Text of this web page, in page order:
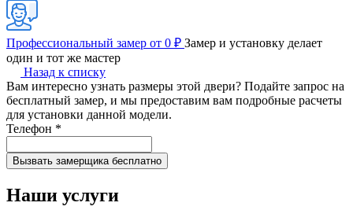
Профессиональный замер от 0 ₽ Замер и установку делает
один и тот же мастер
Назад к списку
Вам интересно узнать размеры этой двери? Подайте запрос на
бесплатный замер, и мы предоставим вам подробные расчеты
для установки данной модели.
Телефон *
Наши услуги